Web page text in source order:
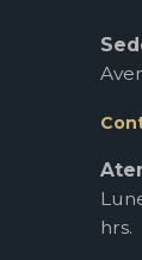
hrs.